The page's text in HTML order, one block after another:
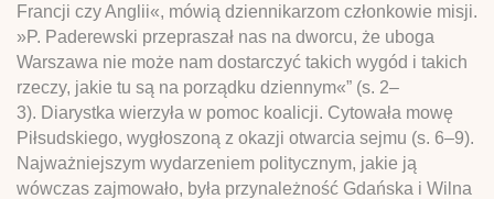
Francji czy Anglii«, mówią dziennikarzom członkowie misji.
»P. Paderewski przepraszał nas na dworcu, że uboga
Warszawa nie może nam dostarczyć takich wygód i takich
rzeczy, jakie tu są na porządku dziennym«” (s. 2–
3). Diarystka wierzyła w pomoc koalicji. Cytowała mowę
Piłsudskiego, wygłoszoną z okazji otwarcia sejmu (s. 6–9).
Najważniejszym wydarzeniem politycznym, jakie ją
wówczas zajmowało, była przynależność Gdańska i Wilna